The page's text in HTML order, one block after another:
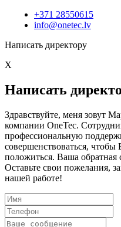
+371 28550615
info@onetec.lv
Написать директору
X
Написать
Здравствуйте, меня зовут
компании OneTec.
профессиональную
совершенствоваться, чтобы
положиться. Ваша обратная
Оставьте свои пожелания,
нашей работе!